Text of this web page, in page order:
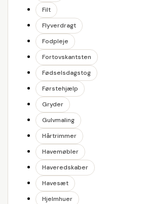
Filt
Flyverdragt
Fodpleje
Fortovskantsten
Fødselsdagstog
Førstehjælp
Gryder
Gulvmaling
Hårtrimmer
Havemøbler
Haveredskaber
Havesæt
Hjelmhuer